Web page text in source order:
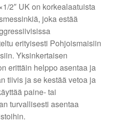
2″ UK on korkealaatuista
joka estää
erityisesti Pohjoismaisiin
Yksinkertaisen
erittäin helppo asentaa ja
tiivis ja se kestää vetoa ja
paine- tai
turvallisesti asentaa